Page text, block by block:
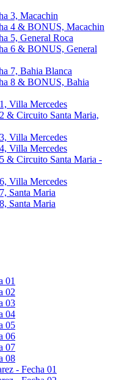
3, Macachin
4 & BONUS, Macachin
5, General Roca
6 & BONUS, General
7, Bahia Blanca
8 & BONUS, Bahia
Villa Mercedes
& Circuito Santa Maria,
Villa Mercedes
Villa Mercedes
& Circuito Santa Maria -
Villa Mercedes
Santa Maria
Santa Maria
01
02
03
04
05
06
07
08
- Fecha 01